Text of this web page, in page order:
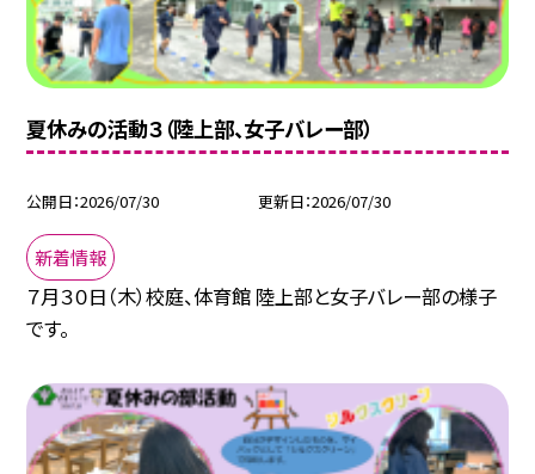
夏休みの活動３（陸上部、女子バレー部）
公開日 2026/07/30 更新日 2026/07/30
新着情報
７月３０日（木）校庭、体育館 陸上部と女子バレー部の様子
です。